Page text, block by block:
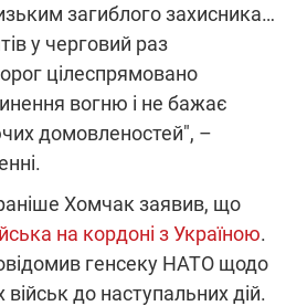
загиблого захисника…
у черговий раз
цілеспрямовано
вогню і не бажає
домовленостей", –
Хомчак заявив, що
на кордоні з Україною.
генсеку НАТО щодо
військ до наступальних дій.